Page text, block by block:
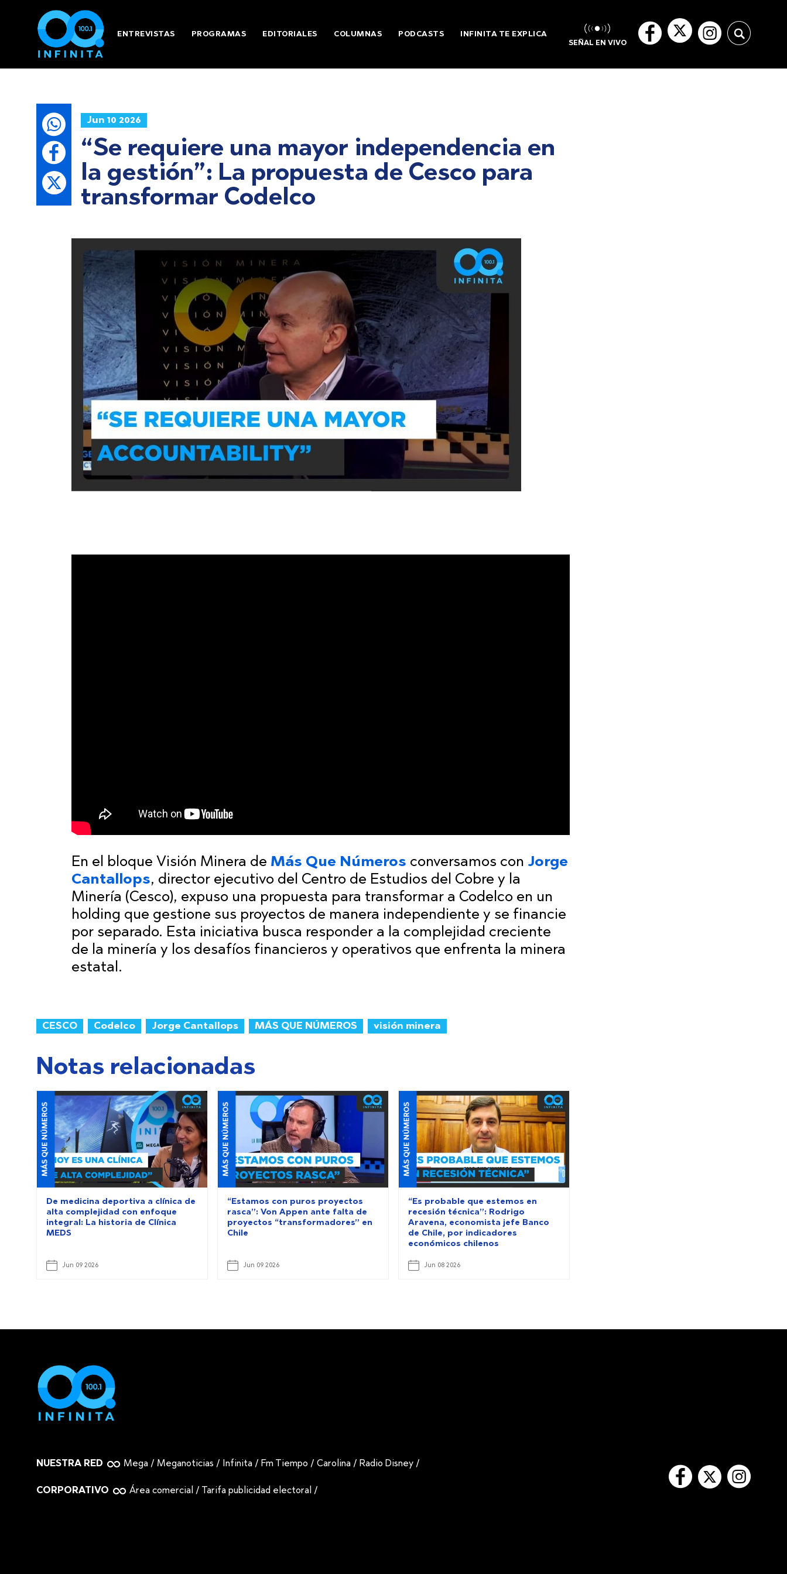
ENTREVISTAS PROGRAMAS EDITORIALES COLUMNAS PODCASTS INFINITA TE EXPLICA
SEÑAL EN VIVO
Jun 10 2026
“Se requiere una mayor independencia en
la gestión”: La propuesta de Cesco para
transformar Codelco
En el bloque Visión Minera de Más Que Números conversamos con Jorge
Cantallops, director ejecutivo del Centro de Estudios del Cobre y la
Minería (Cesco), expuso una propuesta para transformar a Codelco en un
holding que gestione sus proyectos de manera independiente y se financie
por separado. Esta iniciativa busca responder a la complejidad creciente
de la minería y los desafíos financieros y operativos que enfrenta la minera
estatal.
CESCO Codelco Jorge Cantallops MÁS QUE NÚMEROS visión minera
Notas relacionadas
MÁS QUE NÚMEROS
De medicina deportiva a clínica de
alta complejidad con enfoque
integral: La historia de Clínica
MEDS
Jun 09 2026
MÁS QUE NÚMEROS
“Estamos con puros proyectos
rasca”: Von Appen ante falta de
proyectos “transformadores” en
Chile
Jun 09 2026
MÁS QUE NÚMEROS
“Es probable que estemos en
recesión técnica”: Rodrigo
Aravena, economista jefe Banco
de Chile, por indicadores
económicos chilenos
Jun 08 2026
NUESTRA RED Mega / Meganoticias / Infinita / Fm Tiempo /Carolina / Radio Disney /
CORPORATIVO Área comercial / Tarifa publicidad electoral /